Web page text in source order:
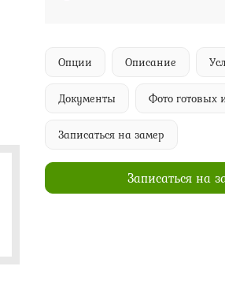
Опции Описание
Документы Фото готовых
Записаться на замер
Записаться на